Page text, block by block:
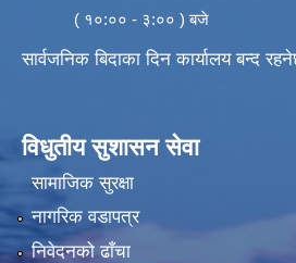
( १०:०० - ३:०० ) बजे
सार्वजनिक बिदाका दिन कार्यालय बन्द
विधुतीय सुशासन सेवा
सामाजिक सुरक्षा
नागरिक वडापत्र
निवेदनको ढाँचा